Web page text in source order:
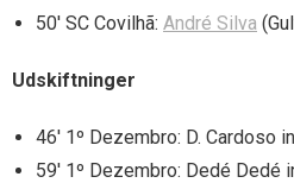
50′ SC Covilhã: André Silva
Udskiftninger
46′ 1º Dezembro: D. Cardoso
59′ 1º Dezembro: Dedé